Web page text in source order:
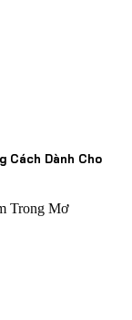
Cách Dành Cho